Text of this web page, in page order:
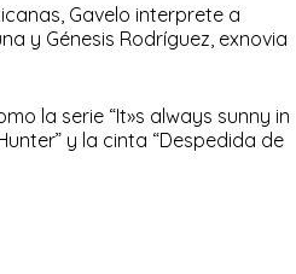
Gavelo interprete a
y Génesis Rodríguez, exnovia
la serie “It»s always sunny in
y la cinta “Despedida de